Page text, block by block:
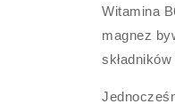
Witamina
magnez